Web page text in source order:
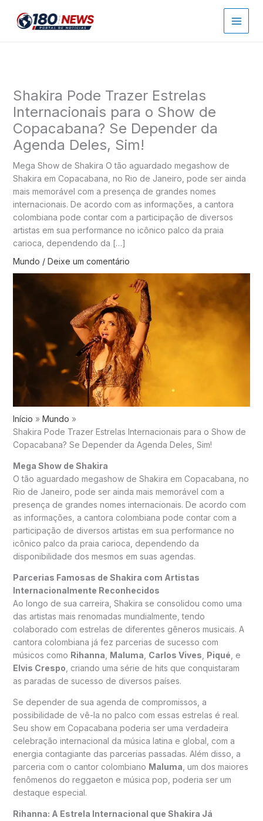
para
Shakira Pode Trazer Estrelas
Internacionais para o Show de
Copacabana? Se Depender da
Agenda Deles, Sim!
Mega Show de Shakira O tão aguardado megashow de
Shakira em Copacabana, no Rio de Janeiro, pode ser ainda
mais memorável com a presença de grandes nomes
internacionais. De acordo com as informações, a cantora
colombiana pode contar com a participação de diversos
artistas em sua performance no icônico palco da praia
carioca, dependendo da […]
Mundo / Deixe um comentário
Início
Mundo
Shakira Pode Trazer Estrelas Internacionais para o Show de
Copacabana? Se Depender da Agenda Deles, Sim!
Mega Show de Shakira
O tão aguardado megashow de Shakira em Copacabana, no
Rio de Janeiro, pode ser ainda mais memorável com a
presença de grandes nomes internacionais. De acordo com
as informações, a cantora colombiana pode contar com a
participação de diversos artistas em sua performance no
icônico palco da praia carioca, dependendo da
disponibilidade dos mesmos em suas agendas.
Parcerias Famosas de Shakira com Artistas
Internacionalmente Reconhecidos
Ao longo de sua carreira, Shakira se consolidou como uma
das artistas mais renomadas mundialmente, tendo
colaborado com estrelas de diferentes gêneros musicais. A
cantora colombiana já fez parcerias de sucesso com
músicos como Rihanna Maluma Carlos Vives Piqué , e
Elvis Crespo , criando uma série de hits que conquistaram
as paradas de sucesso de diversos países.
Se depender de sua agenda de compromissos, a
possibilidade de vê-la no palco com essas estrelas é real.
Seu show em Copacabana poderia ser uma verdadeira
celebração internacional da música latina e global, com a
energia contagiante das parcerias passadas. Além disso, a
parceria com o cantor colombiano Maluma , um dos maiores
fenômenos do reggaeton e música pop, poderia ser um
destaque especial.
Rihanna: A Estrela Internacional que Shakira Já